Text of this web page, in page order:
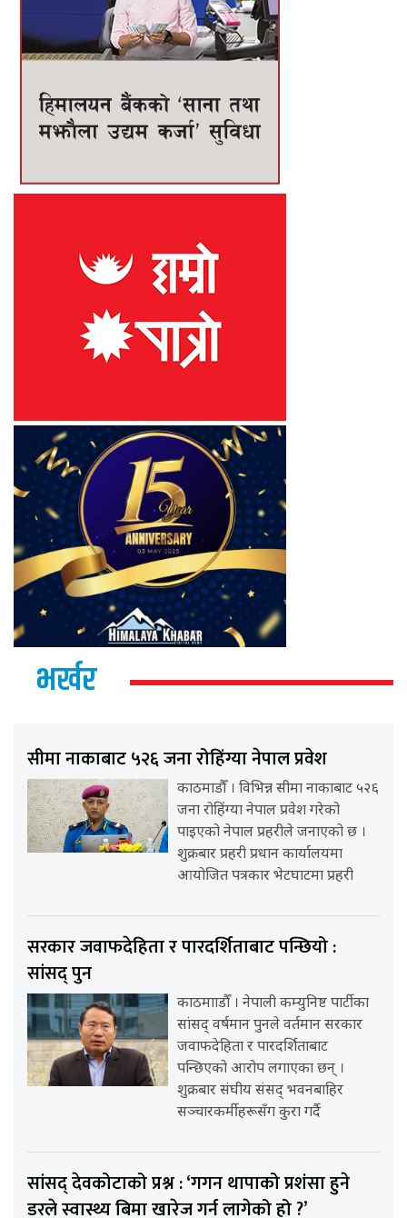
भर्खर
सीमा नाकाबाट ५२६ जना रोहिंग्या नेपाल प्रवेश
काठमाडौँ । विभिन्न सीमा नाकाबाट ५२६
जना रोहिंग्या नेपाल प्रवेश गरेको
पाइएको नेपाल प्रहरीले जनाएको छ ।
शुक्रबार प्रहरी प्रधान कार्यालयमा
आयोजित पत्रकार भेटघाटमा प्रहरी
सरकार जवाफदेहिता र पारदर्शिताबाट पन्छियो :
सांसद् पुन
काठमााडौँ । नेपाली कम्युनिष्ट पार्टीका
सांसद् वर्षमान पुनले वर्तमान सरकार
जवाफदेहिता र पारदर्शिताबाट
पन्छिएको आरोप लगाएका छन् ।
शुक्रबार संघीय संसद् भवनबाहिर
सञ्चारकर्मीहरूसँग कुरा गर्दै
सांसद् देवकोटाको प्रश्न : ‘गगन थापाको प्रशंसा हुने
डरले स्वास्थ्य बिमा खारेज गर्न लागेको हो ?’